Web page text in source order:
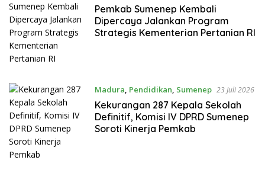
2026
Pemkab Sumenep Kembali
Dipercaya Jalankan Program
Strategis Kementerian Pertanian RI
Madura, Pendidikan, Sumenep 23 Juli 2026
Kekurangan 287 Kepala Sekolah
Definitif, Komisi IV DPRD Sumenep
Soroti Kinerja Pemkab